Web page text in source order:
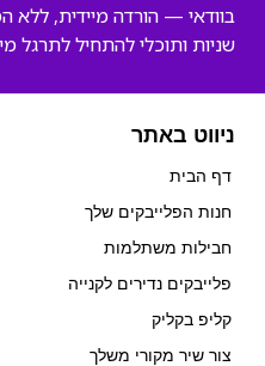
בוודאי — הורדה מיידית,
שניות ותוכלי להתחיל לתרגל
ניווט באתר
דף הבית
חנות הפלייבקים שלך
חבילות משתלמות
פלייבקים נדירים לקנייה
קליפ בקליק
צור שיר מקורי משלך